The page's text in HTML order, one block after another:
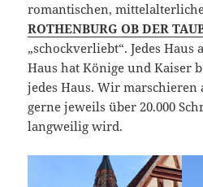
romantischen,
ROTHENBURG OB DER
„schockverliebt“. Jedes Haus
Haus hat Könige und Kaiser
jedes Haus. Wir marschieren
gerne jeweils über 20.000
langweilig wird.